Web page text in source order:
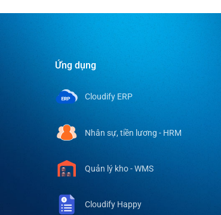
Ứng dụng
Cloudify ERP
Nhân sự, tiền lương - HRM
Quản lý kho - WMS
Cloudify Happy